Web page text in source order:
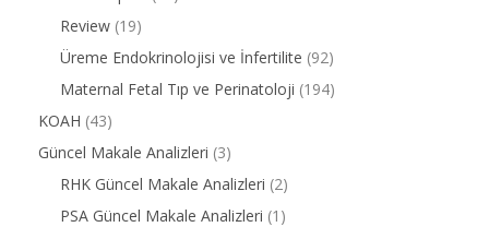
Review (19)
Üreme Endokrinolojisi ve İnfertilite (92)
Maternal Fetal Tıp ve Perinatoloji (194)
KOAH (43)
Güncel Makale Analizleri (3)
RHK Güncel Makale Analizleri (2)
PSA Güncel Makale Analizleri (1)